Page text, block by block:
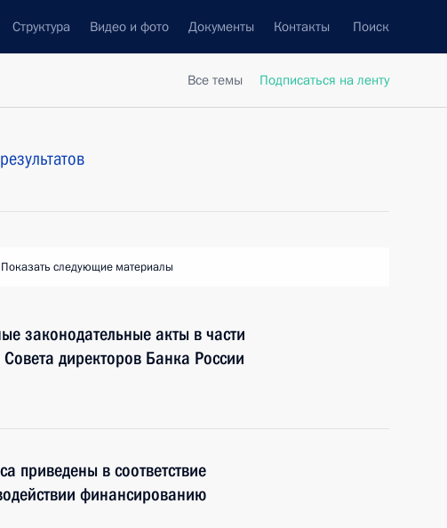
Структура Видео и фото Документы Контакты Поиск
Все темы Подписаться на ленту
Показать следующие материалы
законодательные акты в части
директоров Банка России
приведены в соответствие
финансированию